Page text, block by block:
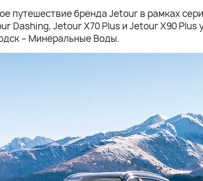
путешествие бренда Jetour в рамках
Dashing, Jetour Х70 Plus и Jetour X90
– Минеральные Воды.